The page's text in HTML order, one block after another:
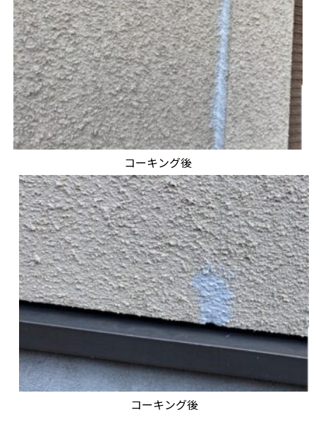
コーキング後
コーキング後